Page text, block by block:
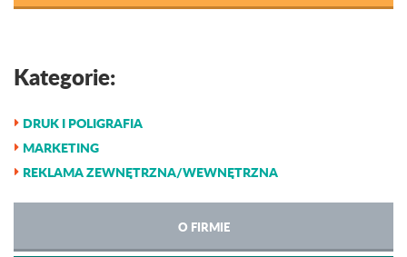
Kategorie:
DRUK I POLIGRAFIA
MARKETING
REKLAMA ZEWNĘTRZNA/WEWNĘTRZNA
O FIRMIE